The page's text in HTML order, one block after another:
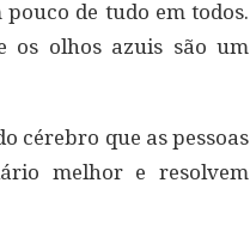
de tudo em todos.
os olhos azuis são um
cérebro que as pessoas
melhor e resolvem